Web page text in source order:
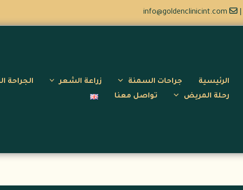
info@goldenclinicint.com
الرئيسية جراحات السمنة زراعة الشعر الجراحة
رحلة المريض
تواصل معنا